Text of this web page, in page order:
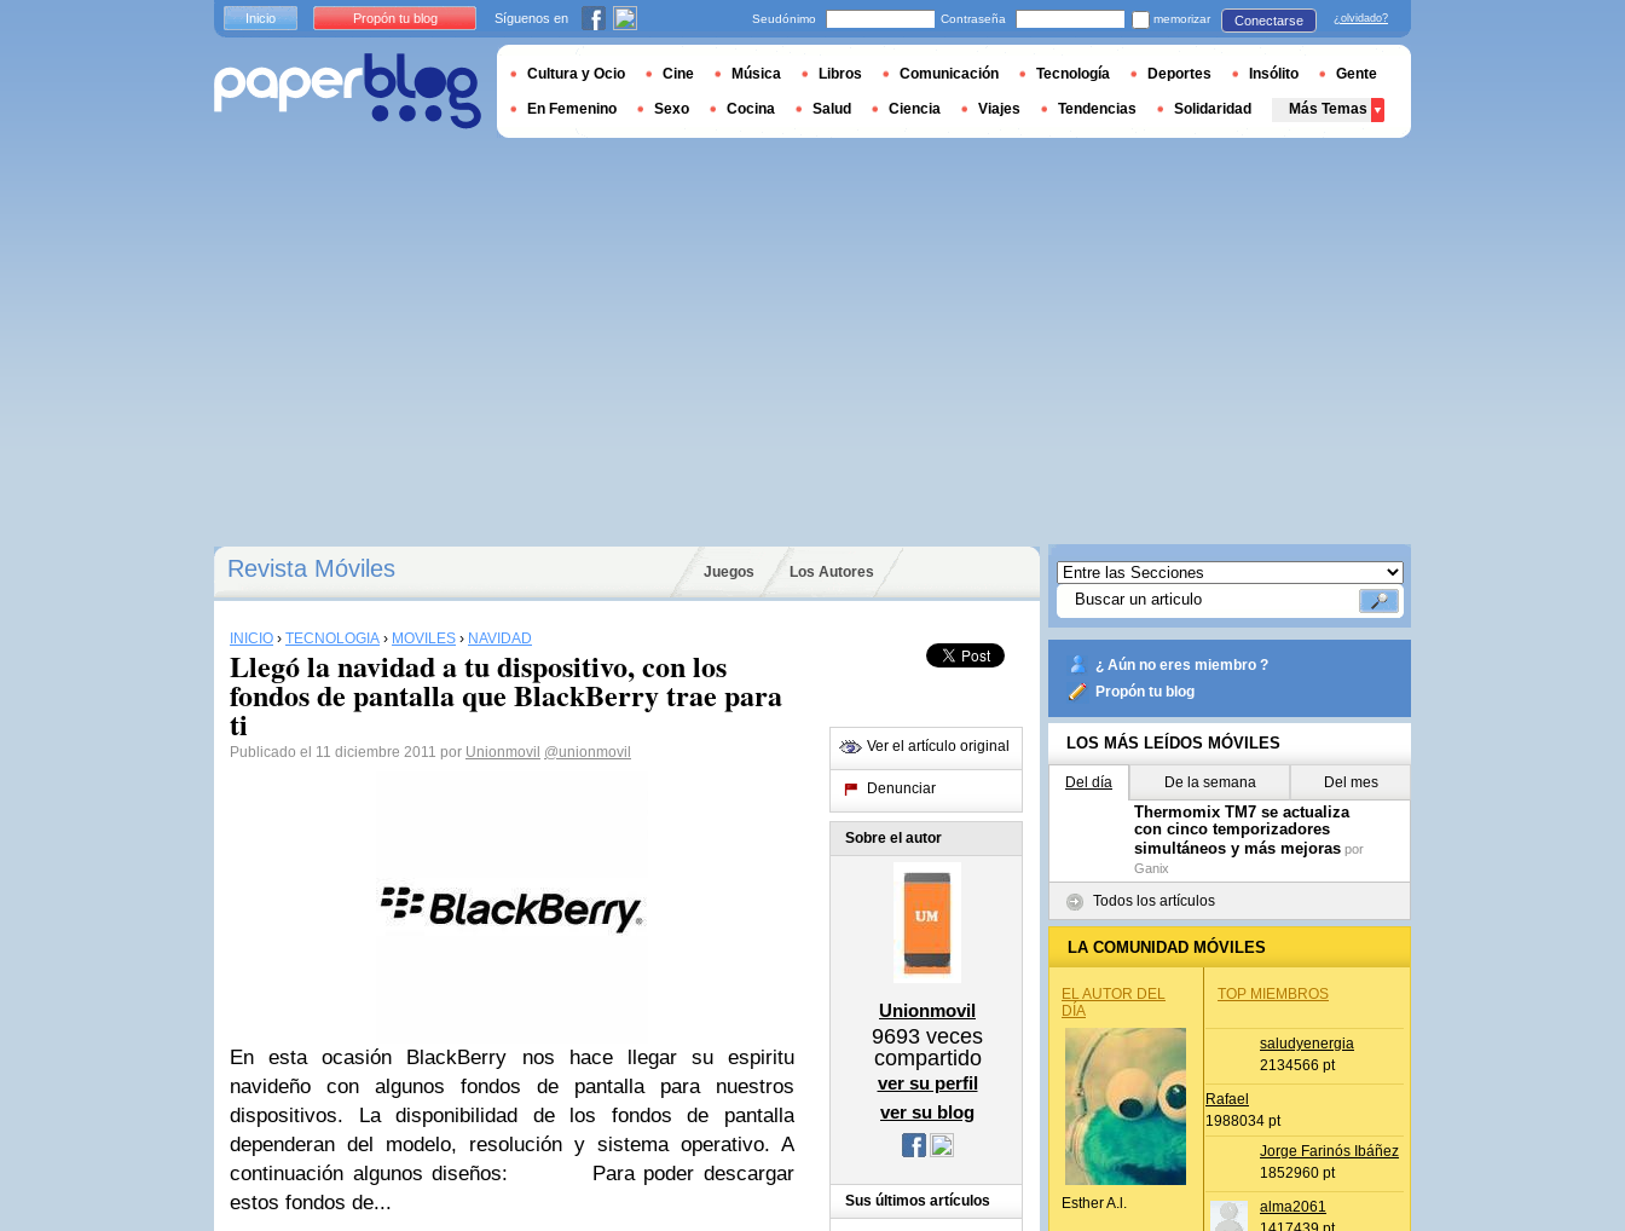
Revista Móviles Juegos Los Autores
INICIO › TECNOLOGÍA › MÓVILES › NAVIDAD
Llegó la navidad a tu dispositivo, con los
fondos de pantalla que BlackBerry trae para
ti
Publicado el 11 diciembre 2011 por Unionmovil @unionmovil
En esta ocasión BlackBerry nos hace llegar su espiritu
navideño con algunos fondos de pantalla para nuestros
dispositivos. La disponibilidad de los fondos de pantalla
dependeran del modelo, resolución y sistema operativo. A
continuación algunos diseños: Para poder descargar
estos fondos de...
Ver el artículo original
Denunciar
Sobre el autor
Unionmovil
9693 veces
compartido
ver su perfil
ver su blog
Sus últimos artículos
¿ Aún no eres miembro ?
Propón tu blog
LOS MÁS LEÍDOS MÓVILES
Del día De la semana Del mes
Thermomix TM7 se actualiza
con cinco temporizadores
simultáneos y más mejoras por
Ganix
Todos los artículos
LA COMUNIDAD MÓVILES
EL AUTOR DEL
DÍA
Esther A.l.
TOP MIEMBROS
saludyenergia
2134566 pt
Rafael
1988034 pt
Jorge Farinós Ibáñez
1852960 pt
alma2061
Inicio Propón tu blog Síguenos en Seudónimo Contraseña memorizar Conectarse ¿olvidado?
Cultura y Ocio Cine Música Libros Comunicación Tecnología Deportes Insólito Gente
En Femenino Sexo Cocina Salud Ciencia Viajes Tendencias Solidaridad Más Temas